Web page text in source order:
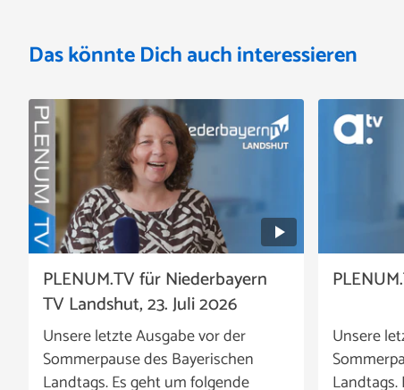
Das könnte Dich auch interessieren
PLENUM.TV für Niederbayern
TV Landshut, 23. Juli 2026
Unsere letzte Ausgabe vor der
Sommerpause des Bayerischen
Landtags. Es geht um folgende
Unsere